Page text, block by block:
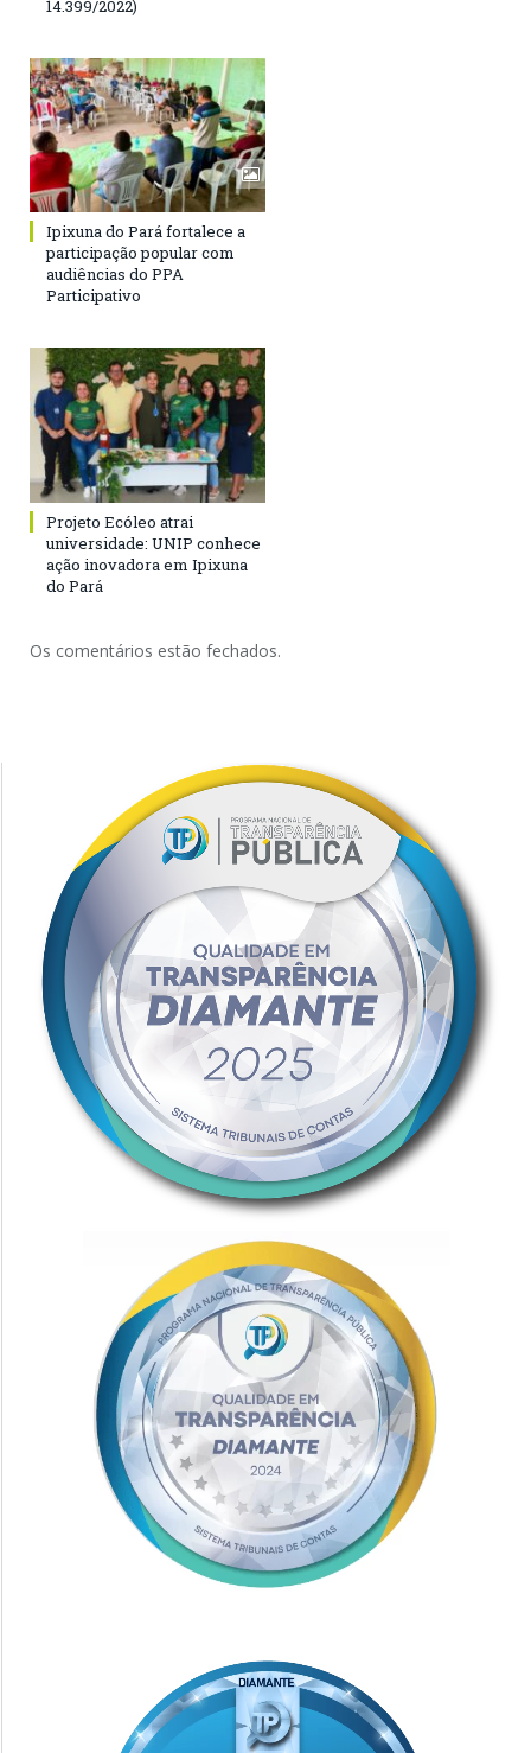
14.399/2022)
Ipixuna do Pará fortalece a
participação popular com
audiências do PPA
Participativo
Projeto Ecóleo atrai
universidade: UNIP conhece
ação inovadora em Ipixuna
do Pará
Os comentários estão fechados.